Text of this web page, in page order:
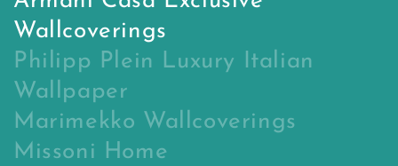
Wallcoverings
Philipp Plein Luxury Italian
Wallpaper
Marimekko Wallcoverings
Missoni Home